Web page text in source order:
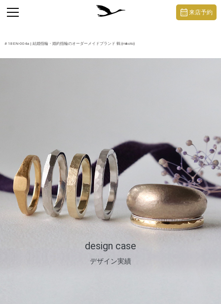
# 18EN-004a| 結婚指輪・婚約指輪のオーダーメイドブランド 鶴 (mikoto)
design case
デザイン実績
toggle
navigation
来店予約